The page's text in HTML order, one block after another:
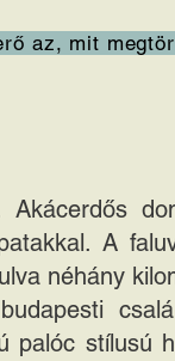
az, mit
A
néhány
palóc stílusú